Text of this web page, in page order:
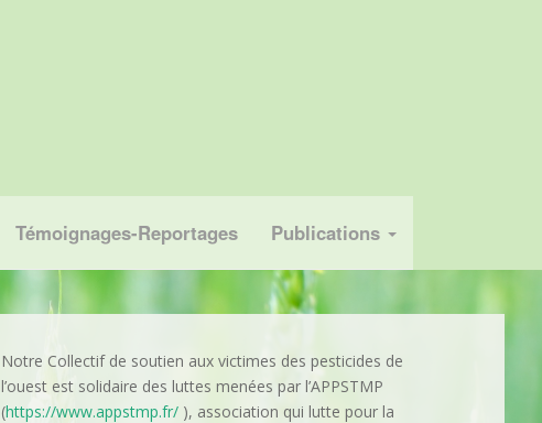
Témoignages-Reportages Publications
Notre Collectif de soutien aux victimes des pesticides de
l’ouest est solidaire des luttes menées par l’APPSTMP
(https://www.appstmp.fr/), association qui lutte pour la